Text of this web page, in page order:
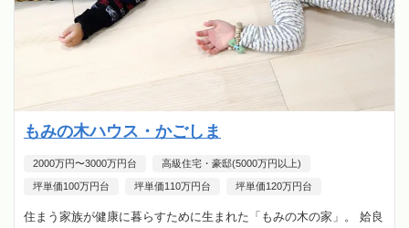
もみの木ハウス・かごしま
2000万円〜3000万円台 高級住宅・豪邸(5000万円以上)
坪単価100万円台 坪単価110万円台 坪単価120万円台
住まう家族が健康に暮らすために生まれた「もみの木の家」。 姶良